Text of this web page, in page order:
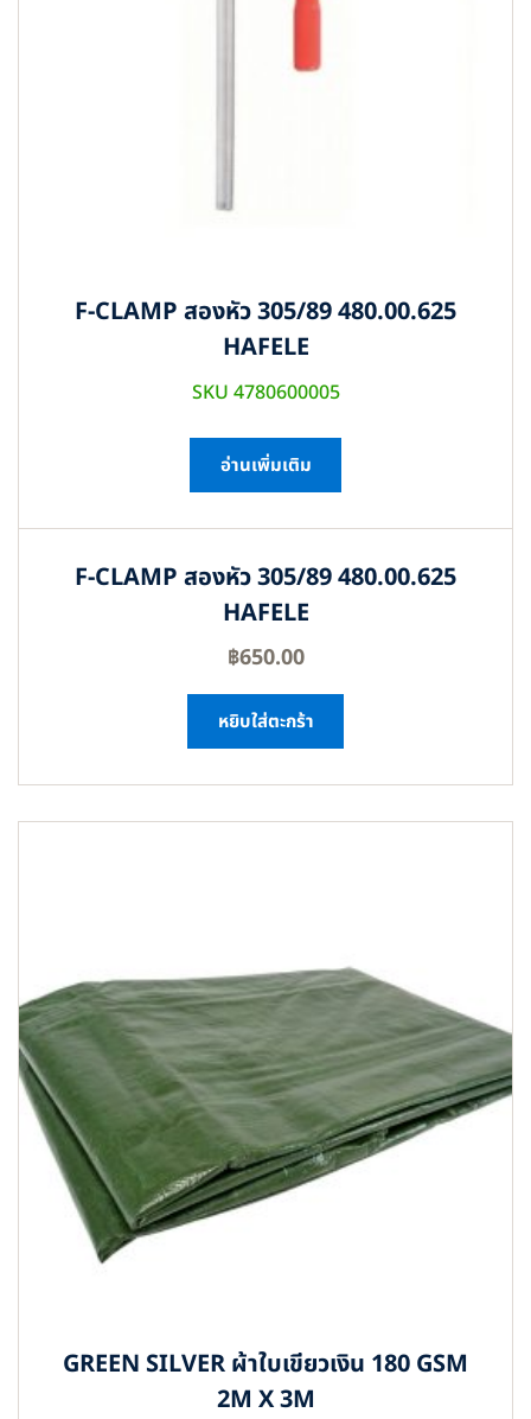
F-CLAMP สองหัว 305/89 480.00.625
HAFELE
SKU 4780600005
อ่านเพิ่มเติม
F-CLAMP สองหัว 305/89 480.00.625
HAFELE
฿650.00
หยิบใส่ตะกร้า
GREEN SILVER ผ้าใบเขียวเงิน 180 GSM
2M X 3M